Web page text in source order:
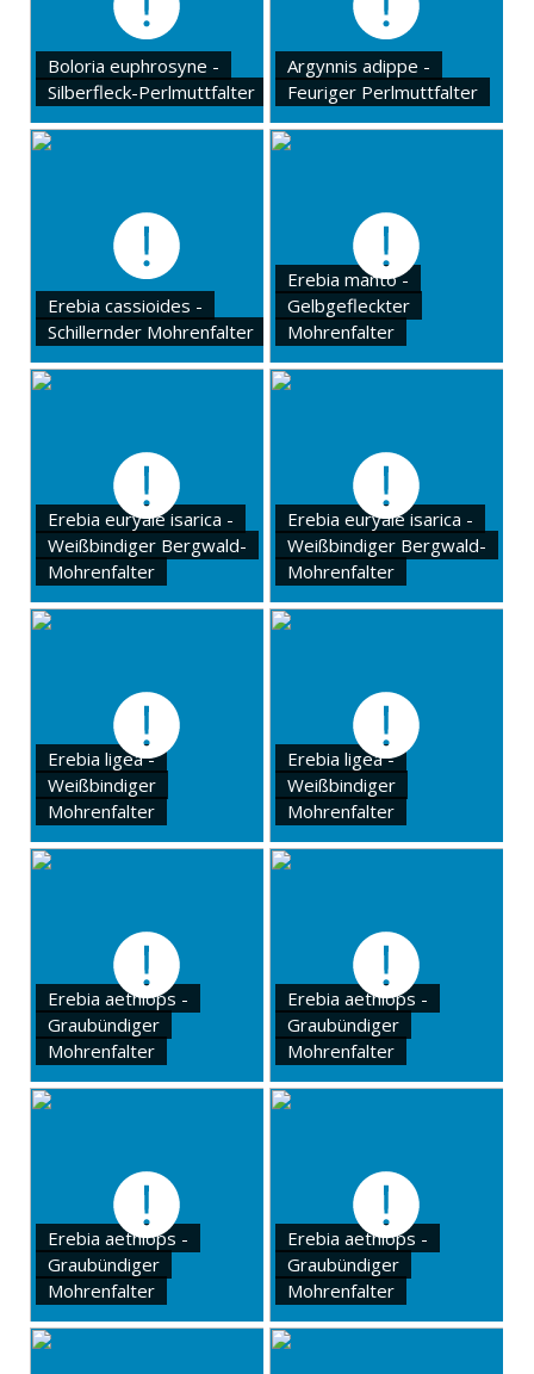
Boloria euphrosyne -
Silberfleck-Perlmuttfalter
Argynnis adippe -
Feuriger Perlmuttfalter
Erebia cassioides -
Schillernder Mohrenfalter
Erebia manto -
Gelbgefleckter
Mohrenfalter
Erebia euryale isarica -
Weißbindiger Bergwald-
Mohrenfalter
Erebia euryale isarica -
Weißbindiger Bergwald-
Mohrenfalter
Erebia ligea -
Weißbindiger
Mohrenfalter
Erebia ligea -
Weißbindiger
Mohrenfalter
Erebia aethiops -
Graubündiger
Mohrenfalter
Erebia aethiops -
Graubündiger
Mohrenfalter
Erebia aethiops -
Graubündiger
Mohrenfalter
Erebia aethiops -
Graubündiger
Mohrenfalter